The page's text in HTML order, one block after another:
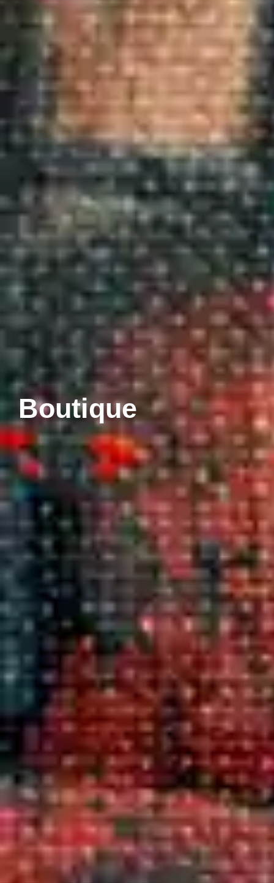
Boutique